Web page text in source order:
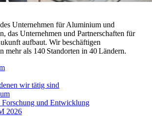
Unternehmen für Aluminium und
das Unternehmen und Partnerschaften für
aufbaut. Wir beschäftigen
mehr als 140 Standorten in 40 Ländern.
wir tätig sind
Forschung und Entwicklung
2026